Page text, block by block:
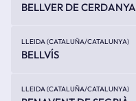
BELLVER DE CERDANYA
LLEIDA (CATALUÑA/CATALUNYA)
BELLVÍS
LLEIDA (CATALUÑA/CATALUNYA)